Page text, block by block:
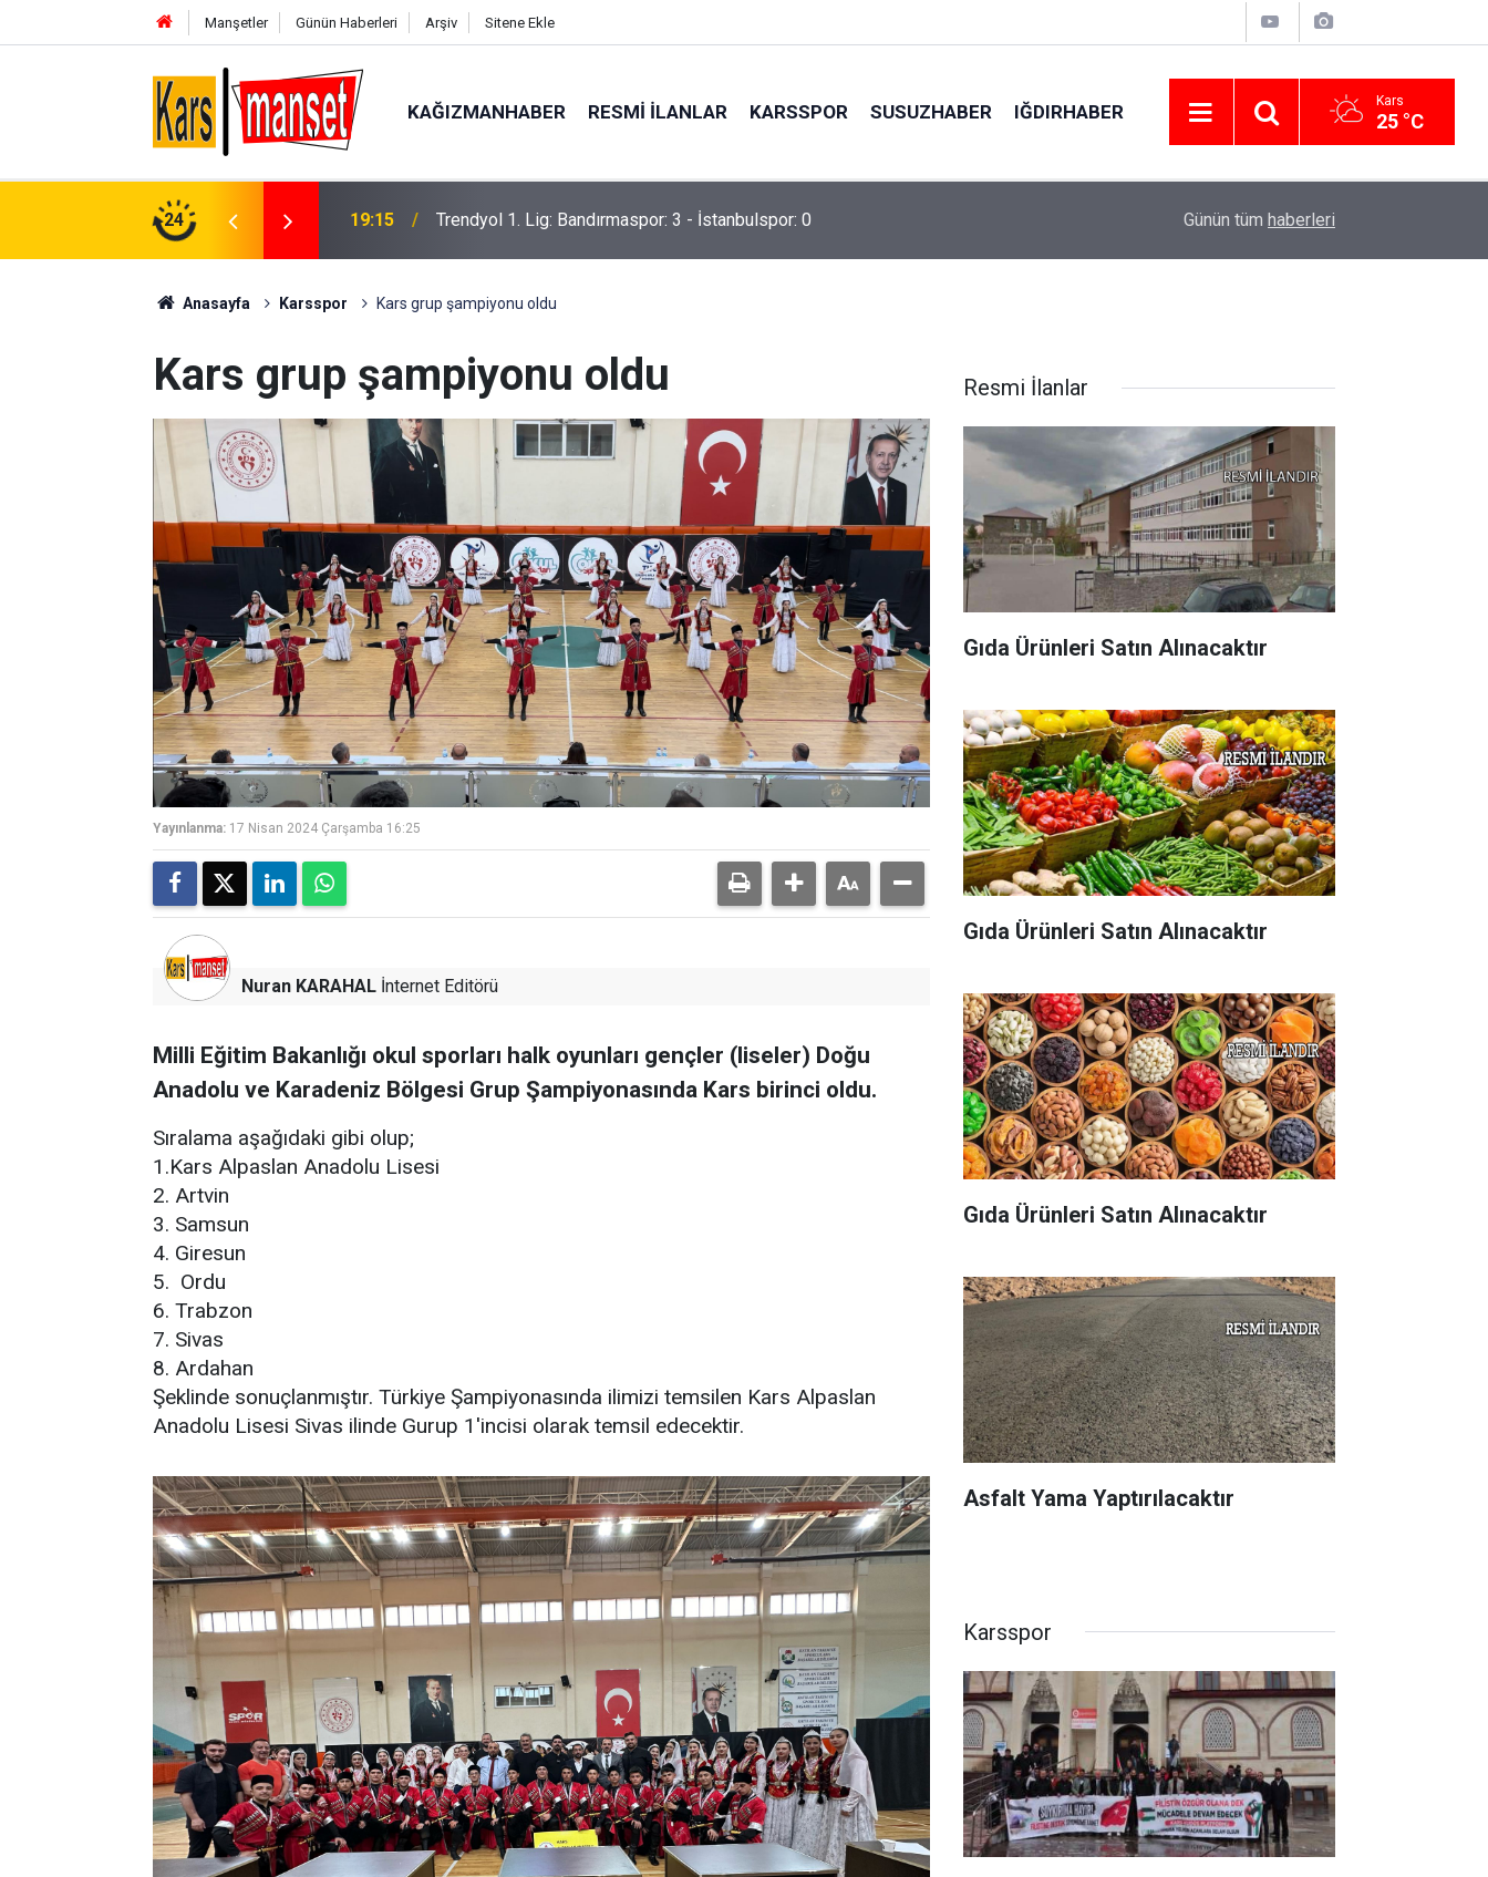
Manşetler Günün Haberleri Arşiv Sitene Ekle
KAĞIZMANHABER RESMI İLANLAR KARSSPOR SUSUZHABER IĞDIRHABER Kars
25 °C
24
hizmetlerinde dünya çapında güven
19:15 Trendyol 1. Lig: Bandırmaspor: 3 - İstanbulspor: 0 Elektrik tellerine çarpan kuş otluk alanda yangın
Günün tüm haberleri
Anasayfa Karsspor Kars grup şampiyonu oldu
Kars grup şampiyonu oldu
Yayınlanma: 17 Nisan 2024 Çarşamba 16:25
Nuran KARAHAL İnternet Editörü
Milli Eğitim Bakanlığı okul sporları halk oyunları gençler (liseler) Doğu
Anadolu ve Karadeniz Bölgesi Grup Şampiyonasında Kars birinci oldu.
Sıralama aşağıdaki gibi olup;
1.Kars Alpaslan Anadolu Lisesi
2. Artvin
3. Samsun
4. ⁠Giresun
5. ⁠ Ordu
6. ⁠Trabzon
7. ⁠Sivas
8. ⁠Ardahan
Şeklinde sonuçlanmıştır. Türkiye Şampiyonasında ilimizi temsilen Kars Alpaslan
Anadolu Lisesi Sivas ilinde Gurup 1'incisi olarak temsil edecektir.
Resmi İlanlar
Gıda Ürünleri Satın Alınacaktır
Gıda Ürünleri Satın Alınacaktır
Gıda Ürünleri Satın Alınacaktır
Asfalt Yama Yaptırılacaktır
Karsspor